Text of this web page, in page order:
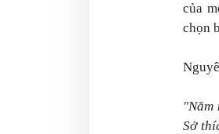
của
chọn
"Năm
Sở